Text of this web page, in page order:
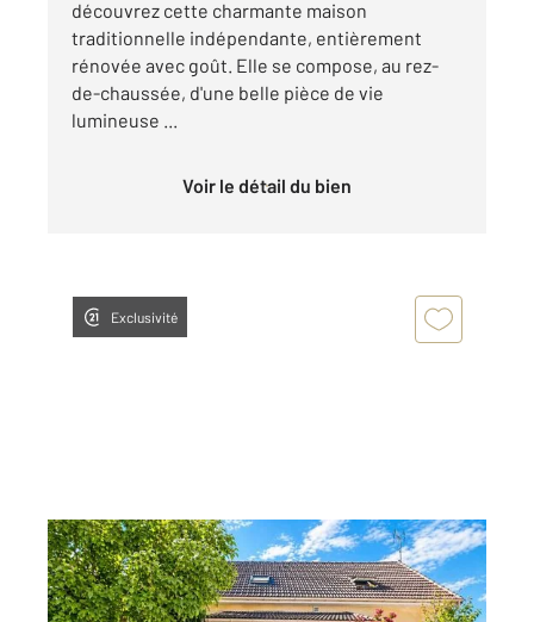
découvrez cette charmante maison
traditionnelle indépendante, entièrement
rénovée avec goût. Elle se compose, au rez-
de-chaussée, d'une belle pièce de vie
lumineuse ...
Voir le détail du bien
Exclusivité
CHAMPAGNE SUR OISE 95
147,13 m2, 7 pièces
Ref : 680292